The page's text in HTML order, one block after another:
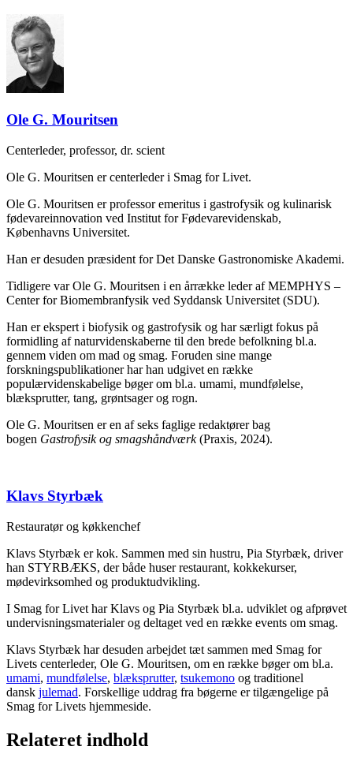
Ole G. Mouritsen
Centerleder, professor, dr. scient
Ole G. Mouritsen er centerleder i Smag for Livet.
Ole G. Mouritsen er professor emeritus i gastrofysik og kulinarisk
fødevareinnovation ved Institut for Fødevarevidenskab,
Københavns Universitet.
Han er desuden præsident for Det Danske Gastronomiske Akademi.
Tidligere var Ole G. Mouritsen i en årrække leder af MEMPHYS –
Center for Biomembranfysik ved Syddansk Universitet (SDU).
Han er ekspert i biofysik og gastrofysik og har særligt fokus på
formidling af naturvidenskaberne til den brede befolkning bl.a.
gennem viden om mad og smag. Foruden sine mange
forskningspublikationer har han udgivet en række
populærvidenskabelige bøger om bl.a. umami, mundfølelse,
blæksprutter, tang, grøntsager og rogn.
Ole G. Mouritsen er en af seks faglige redaktører bag
bogen Gastrofysik og smagshåndværk(Praxis, 2024).
Klavs Styrbæk
Restauratør og køkkenchef
Klavs Styrbæk er kok. Sammen med sin hustru, Pia Styrbæk, driver
han STYRBÆKS, der både huser restaurant, kokkekurser,
mødevirksomhed og produktudvikling.
I Smag for Livet har Klavs og Pia Styrbæk bl.a. udviklet og afprøvet
undervisningsmaterialer og deltaget ved en række events om smag.
Klavs Styrbæk har desuden arbejdet tæt sammen med Smag for
Livets centerleder, Ole G. Mouritsen, om en række bøger om bl.a.
umami, mundfølelse, blæksprutter, tsukemono og traditionel
dansk julemad. Forskellige uddrag fra bøgerne er tilgængelige på
Smag for Livets hjemmeside.
Relateret indhold